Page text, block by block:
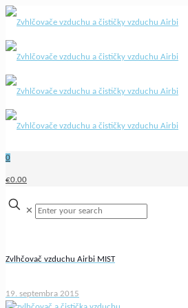
0
€0.00
✕
Zvlhčovač vzduchu Airbi MIST
19. septembra 2015